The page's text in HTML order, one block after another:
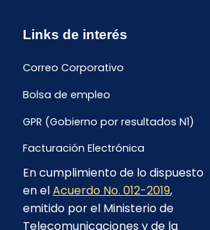
Links de interés
Correo Corporativo
Bolsa de empleo
GPR (Gobierno por resultados N1)
Facturación Electrónica
Archivo Histórico de Facturación
Portal Ambiental y Social
En cumplimiento de lo dispuesto
en elAcuerdo No. 012-2019,
emitido por el Ministerio de
Telecomunicaciones y de la